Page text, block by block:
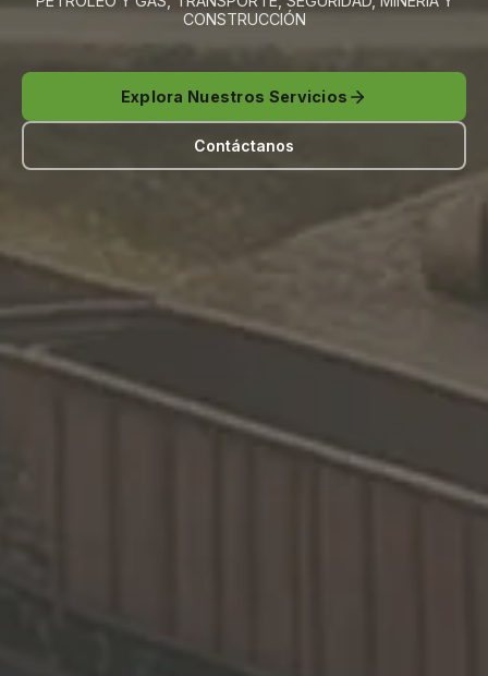
CONSTRUCCIÓN
Explora Nuestros Servicios
Contáctanos